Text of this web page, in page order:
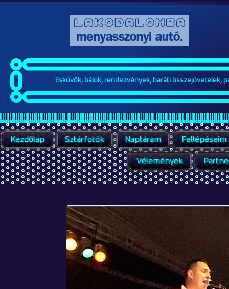
Esküvők, bálok, rendezvények, baráti összejövetelek,
Kezdőlap Sztárfotók Naptáram Fellépéseim
Vélemények